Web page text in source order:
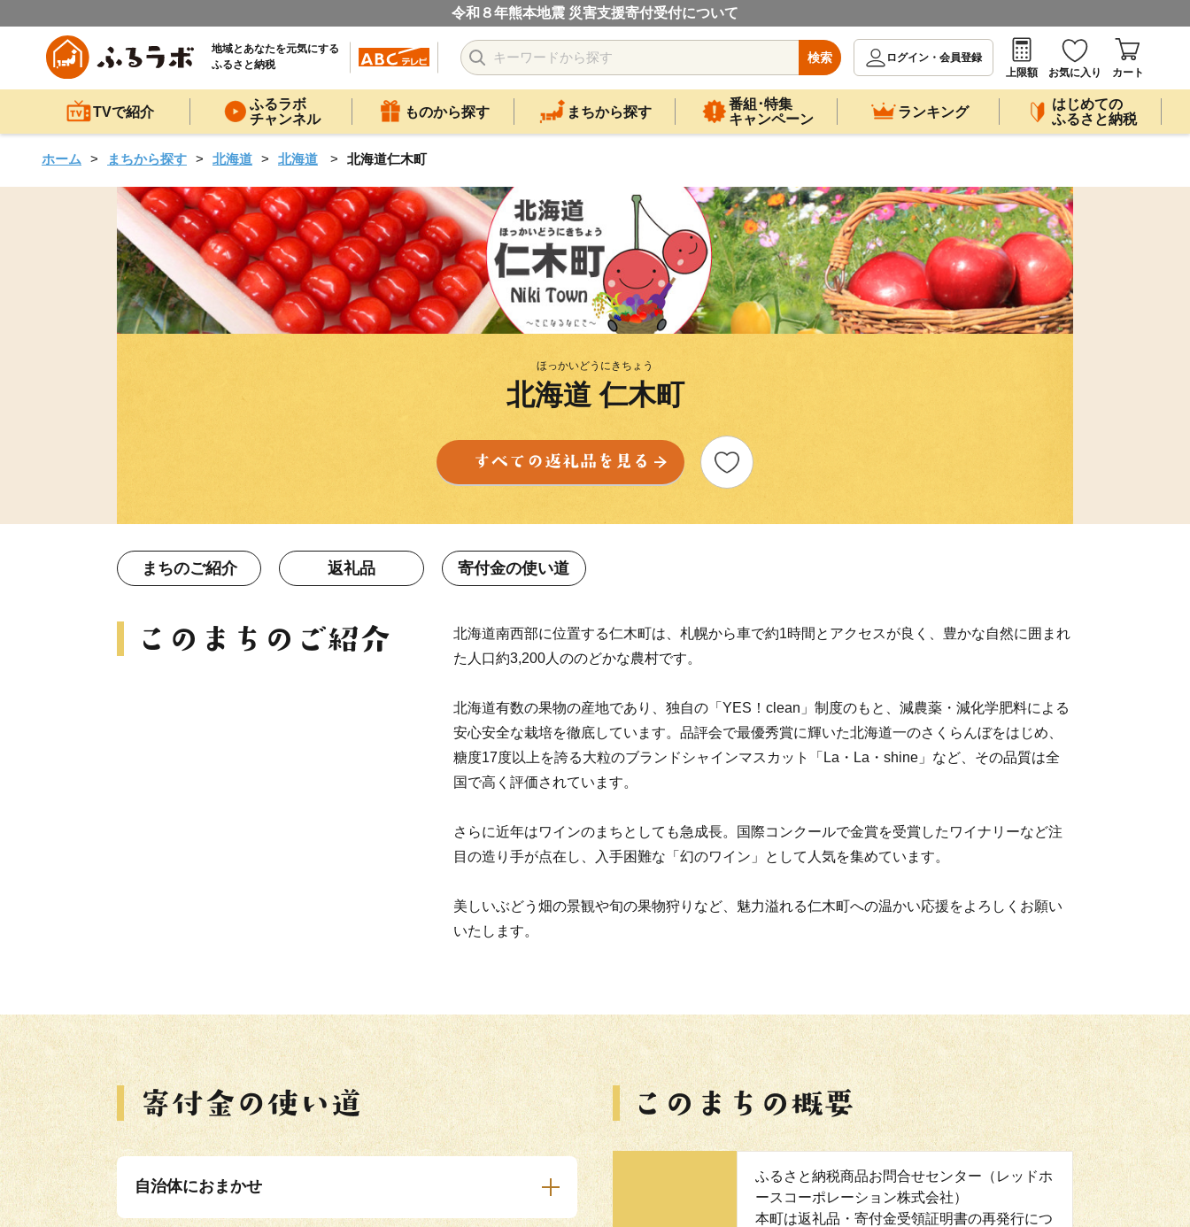
令和８年熊本地震 災害支援寄付受付について
地域とあなたを元気にする
ふるさと納税
検索
ログイン・会員登録
上限額
お気に入り カート
TVで紹介
ふるラボ
チャンネル
ものから探す まちから探す
番組･特集
キャンペーン
ランキング
はじめての
ふるさと納税
ホーム まちから探す 北海道 北海道 北海道仁木町
ほっかいどうにきちょう
北海道 仁木町
まちのご紹介 返礼品 寄付金の使い道
北海道南西部に位置する仁木町は、札幌から車で約1時間とアクセスが良く、豊かな自然に囲まれ
た人口約3,200人ののどかな農村です。
北海道有数の果物の産地であり、独自の「YES！clean」制度のもと、減農薬・減化学肥料による
安心安全な栽培を徹底しています。品評会で最優秀賞に輝いた北海道一のさくらんぼをはじめ、
糖度17度以上を誇る大粒のブランドシャインマスカット「La・La・shine」など、その品質は全
国で高く評価されています。
さらに近年はワインのまちとしても急成長。国際コンクールで金賞を受賞したワイナリーなど注
目の造り手が点在し、入手困難な「幻のワイン」として人気を集めています。
美しいぶどう畑の景観や旬の果物狩りなど、魅力溢れる仁木町への温かい応援をよろしくお願い
いたします。
自治体におまかせ
ふるさと納税商品お問合せセンター（レッドホ
ースコーポレーション株式会社）
本町は返礼品・寄付金受領証明書の再発行につ